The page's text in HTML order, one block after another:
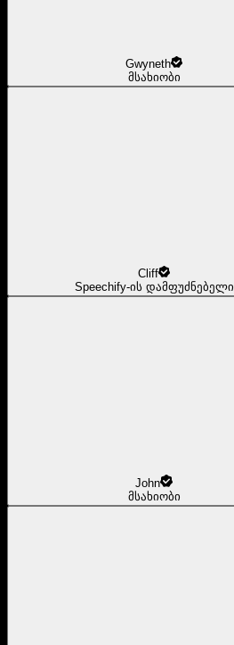
Gwyneth
მსახიობი
Cliff
Speechify-ის დამფუძნებელი
John
მსახიობი